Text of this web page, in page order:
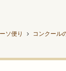
ソ便り
コンクール